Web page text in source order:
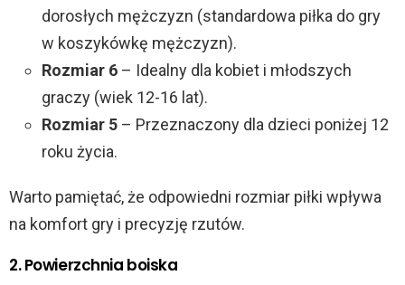
dorosłych mężczyzn (standardowa piłka do gry
w koszykówkę mężczyzn).
Rozmiar 6 – Idealny dla kobiet i młodszych
graczy (wiek 12-16 lat).
Rozmiar 5 – Przeznaczony dla dzieci poniżej 12
roku życia.
Warto pamiętać, że odpowiedni rozmiar piłki wpływa
na komfort gry i precyzję rzutów.
2. Powierzchnia boiska